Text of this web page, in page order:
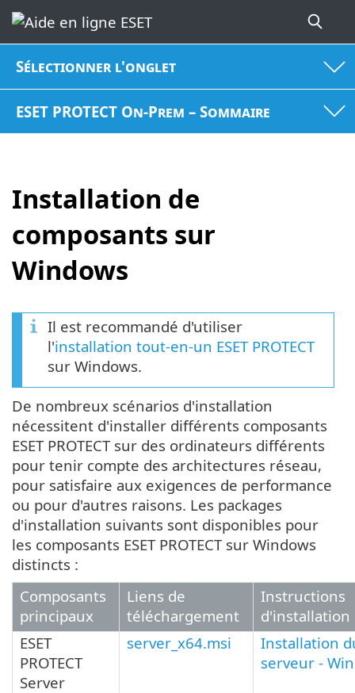
Sélectionner l'onglet
ESET PROTECT On-Prem – Sommaire
Installation de
composants sur
Windows
Il est recommandé d'utiliser
l'installation tout-en-un ESET PROTECT
sur Windows.
De nombreux scénarios d'installation
nécessitent d'installer différents composants
ESET PROTECT sur des ordinateurs différents
pour tenir compte des architectures réseau,
pour satisfaire aux exigences de performance
ou pour d'autres raisons. Les packages
d'installation suivants sont disponibles pour
les composants ESET PROTECT sur Windows
distincts :
Composants
principaux
Liens de
téléchargement
Instructions
d'installation
ESET
PROTECT
Server
server_x64.msi
Installation
serveur -